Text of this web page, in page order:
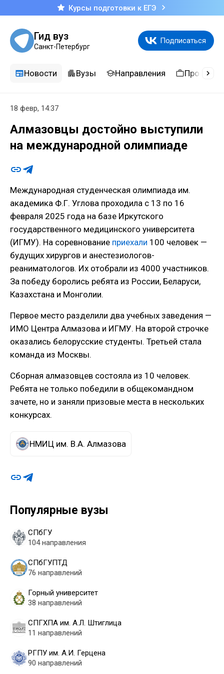
Курсы подготовки к ЕГЭ
Гид вуз
Санкт-Петербург
Подписаться
Новости Вузы Направления
Популярные вузы
СПбГУ
104 направления
СПбГУПТД
76 направлений
Горный университет
38 направлений
СПГХПА им. А.Л. Штиглица
11 направлений
РГПУ им. А.И. Герцена
90 направлений
18 февр, 14:37
Алмазовцы достойно выступили
на международной олимпиаде
Международная студенческая олимпиада им.
академика Ф.Г. Углова проходила с 13 по 16
февраля 2025 года на базе Иркутского
государственного медицинского университета
(ИГМУ). На соревнование приехали 100 человек —
будущих хирургов и анестезиологов-
реаниматологов. Их отобрали из 4000 участников.
За победу боролись ребята из России, Беларуси,
Казахстана и Монголии.
Первое место разделили два учебных заведения —
ИМО Центра Алмазова и ИГМУ. На второй строчке
оказались белорусские студенты. Третьей стала
команда из Москвы.
Сборная алмазовцев состояла из 10 человек.
Ребята не только победили в общекомандном
зачете, но и заняли призовые места в нескольких
конкурсах.
НМИЦ им. В.А. Алмазова